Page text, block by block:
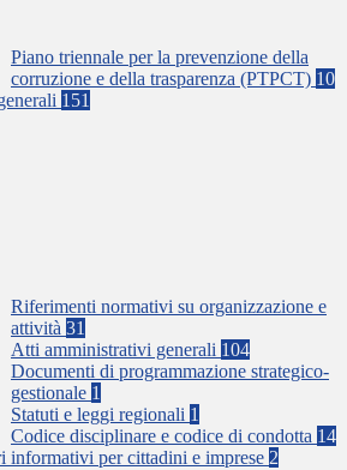
Piano triennale per la prevenzione della
corruzione e della trasparenza (PTPCT) 10
151
Riferimenti normativi su organizzazione e
attività 31
Atti amministrativi generali 104
Documenti di programmazione strategico-
gestionale 1
Statuti e leggi regionali 1
Codice disciplinare e codice di condotta 14
informativi per cittadini e imprese 2